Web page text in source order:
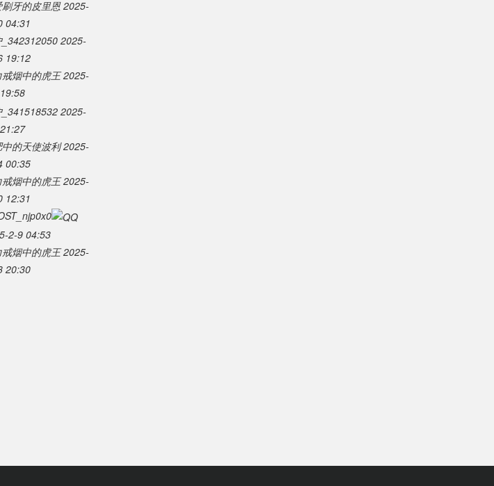
刷牙的皮里恩 2025-
04:31
_342312050 2025-
19:12
戒烟中的虎王 2025-
_341518532 2025-
中的天使波利 2025-
00:35
戒烟中的虎王 2025-
12:31
2-9 04:53
戒烟中的虎王 2025-
20:30